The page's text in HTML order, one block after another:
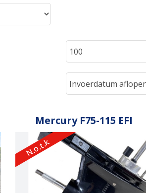
Mercury F75-115 EFI
N.o.t.k